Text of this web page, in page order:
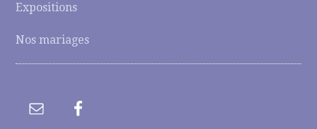
Expositions
Nos mariages